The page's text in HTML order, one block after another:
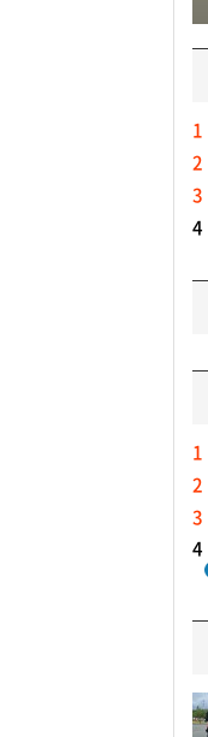
1
2
3
4
1
2
3
4